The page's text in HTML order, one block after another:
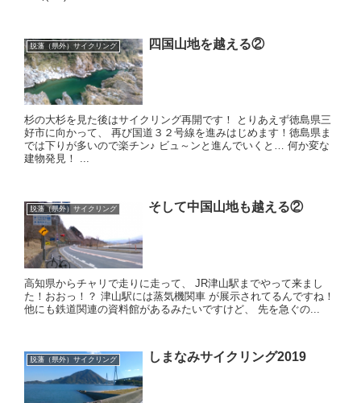
脱藩（県外）サイクリング 四国山地を越える②
杉の大杉を見た後はサイクリング再開です！ とりあえず徳島県三
好市に向かって、 再び国道３２号線を進みはじめます！ ​ 徳島県ま
では下りが多いので楽チン♪ ビュ～ンと進んでいくと… 何か変な
建物発見！ ...
脱藩（県外）サイクリング そして中国山地も越える②
高知県からチャリで走りに走って、 JR津山駅までやって来まし
た！ ​ おおっ！？ 津山駅には蒸気機関車 が展示されてるんですね！ ​
他にも鉄道関連の資料館があるみたいですけど、 先を急ぐの...
脱藩（県外）サイクリング しまなみサイクリング2019